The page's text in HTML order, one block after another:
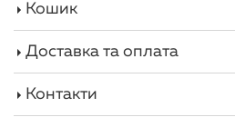
Кошик
Доставка та оплата
Контакти